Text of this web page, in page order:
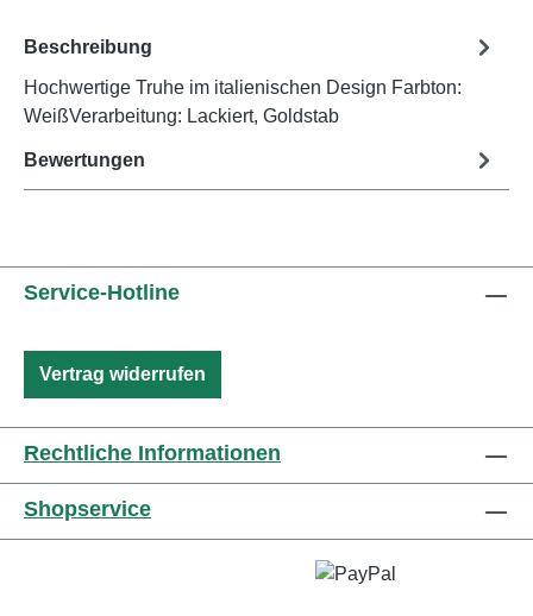
Beschreibung
Hochwertige Truhe im italienischen Design Farbton:
WeißVerarbeitung: Lackiert, Goldstab
Bewertungen
Service-Hotline
Vertrag widerrufen
Rechtliche Informationen
Shopservice